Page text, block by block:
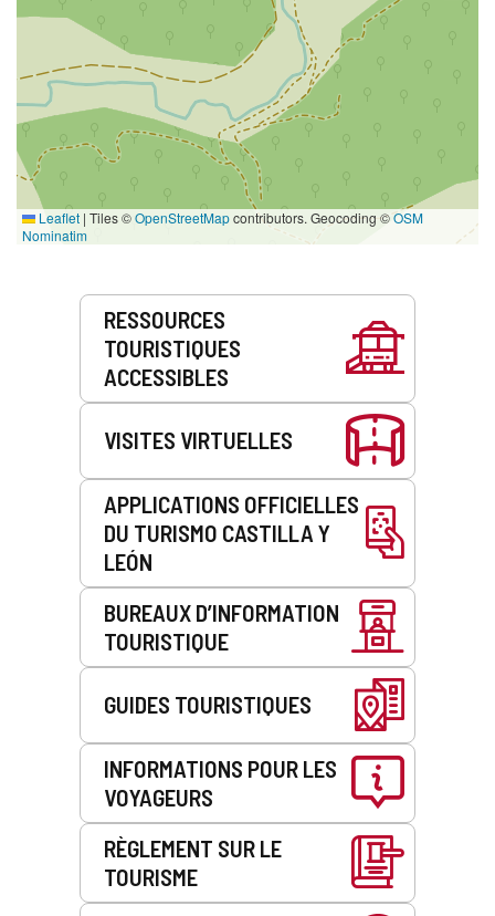
Leaflet | Tiles ©OpenStreetMapcontributors. Geocoding ©OSM
Nominatim
Prestations
RESSOURCES
TOURISTIQUES
ACCESSIBLES
VISITES VIRTUELLES
APPLICATIONS OFFICIELLES
DU TURISMO CASTILLA Y
LEÓN
BUREAUX D’INFORMATION
TOURISTIQUE
GUIDES TOURISTIQUES
INFORMATIONS POUR LES
VOYAGEURS
RÈGLEMENT SUR LE
TOURISME